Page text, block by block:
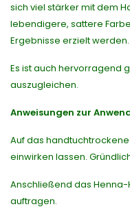
sich viel stärker mit dem
lebendigere, sattere
Ergebnisse erzielt werden.
Es ist auch hervorragend
auszugleichen.
Anweisungen zur
Auf das handtuchtrockene
einwirken lassen.
Anschließend das
auftragen.